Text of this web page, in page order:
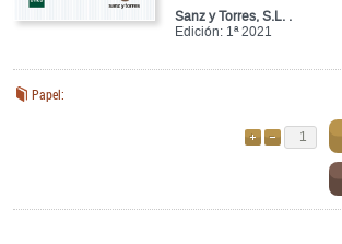
Sanz y Torres, S.L. .
Edición: 1ª 2021
Papel: